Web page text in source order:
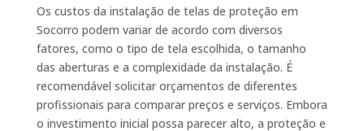
Os custos da instalação de telas de proteção em
Socorro podem variar de acordo com diversos
fatores, como o tipo de tela escolhida, o tamanho
das aberturas e a complexidade da instalação. É
recomendável solicitar orçamentos de diferentes
profissionais para comparar preços e serviços. Embora
o investimento inicial possa parecer alto, a proteção e